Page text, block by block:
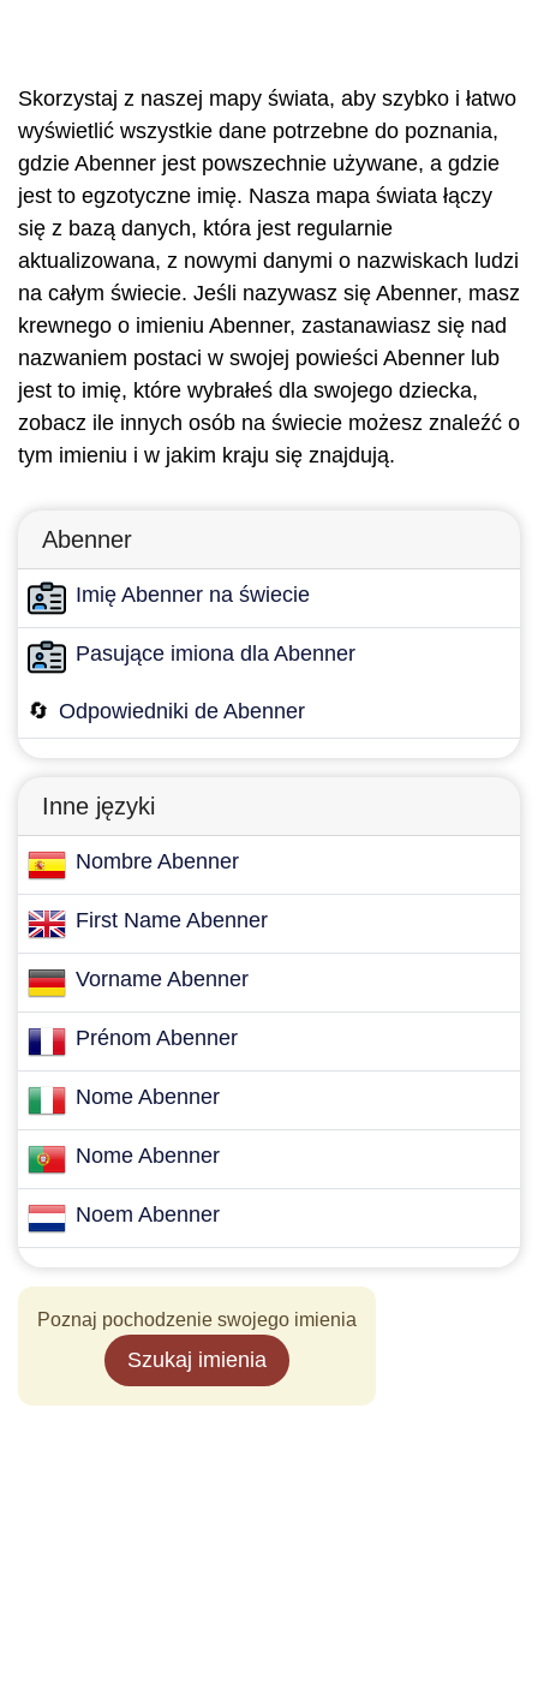
Skorzystaj z naszej mapy świata, aby szybko i łatwo
wyświetlić wszystkie dane potrzebne do poznania,
gdzie Abenner jest powszechnie używane, a gdzie
jest to egzotyczne imię. Nasza mapa świata łączy
się z bazą danych, która jest regularnie
aktualizowana, z nowymi danymi o nazwiskach ludzi
na całym świecie. Jeśli nazywasz się Abenner, masz
krewnego o imieniu Abenner, zastanawiasz się nad
nazwaniem postaci w swojej powieści Abenner lub
jest to imię, które wybrałeś dla swojego dziecka,
zobacz ile innych osób na świecie możesz znaleźć o
tym imieniu i w jakim kraju się znajdują.
Abenner
Imię Abenner na świecie
Pasujące imiona dla Abenner
🔄 Odpowiedniki de Abenner
Inne języki
Nombre Abenner
First Name Abenner
Vorname Abenner
Prénom Abenner
Nome Abenner
Nome Abenner
Noem Abenner
Poznaj pochodzenie swojego imienia
Szukaj imienia